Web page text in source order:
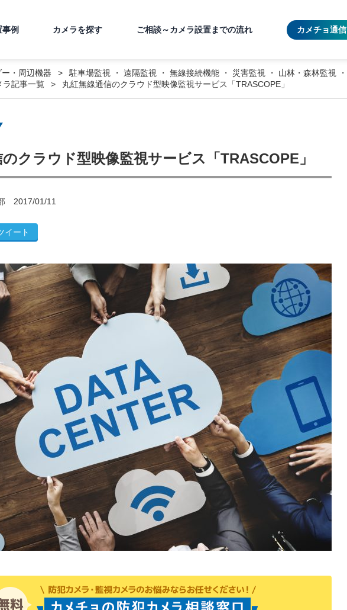
事例 カメラを探す ご相談～カメラ設置までの流れ カメチョ通信
ー・周辺機器 駐車場監視 ・ 遠隔監視 ・ 無線接続機能 ・ 災害監視 ・ 山林・森林監視 ・
ラ記事一覧 丸紅無線通信のクラウド型映像監視サービス「TRASCOPE」
クラウド型映像監視サービス「TRASCOPE」
2017/01/11
イート